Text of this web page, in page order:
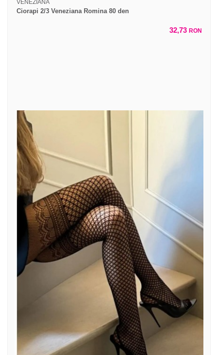
VENEZIANA
Ciorapi 2/3 Veneziana Romina 80 den
32,73 RON